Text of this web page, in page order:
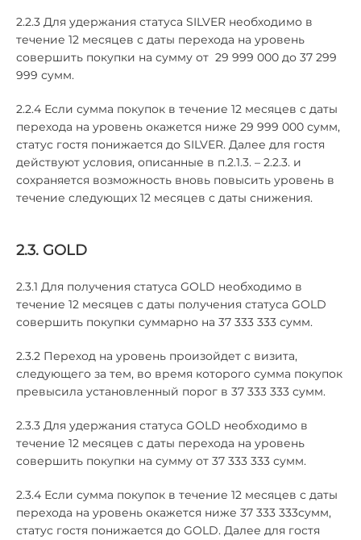
2.2.3 Для удержания статуса SILVER необходимо в
течение 12 месяцев с даты перехода на уровень
совершить покупки на сумму от 29 999 000 до 37 299
999 сумм.
2.2.4 Если сумма покупок в течение 12 месяцев с даты
перехода на уровень окажется ниже 29 999 000 сумм,
статус гостя понижается до SILVER. Далее для гостя
действуют условия, описанные в п.2.1.3. – 2.2.3. и
сохраняется возможность вновь повысить уровень в
течение следующих 12 месяцев с даты снижения.
2.3. GOLD
2.3.1 Для получения статуса GOLD необходимо в
течение 12 месяцев с даты получения статуса GOLD
совершить покупки суммарно на 37 333 333 сумм.
2.3.2 Переход на уровень произойдет с визита,
следующего за тем, во время которого сумма покупок
превысила установленный порог в 37 333 333 сумм.
2.3.3 Для удержания статуса GOLD необходимо в
течение 12 месяцев с даты перехода на уровень
совершить покупки на сумму от 37 333 333 сумм.
2.3.4 Если сумма покупок в течение 12 месяцев с даты
перехода на уровень окажется ниже 37 333 333сумм,
статус гостя понижается до GOLD. Далее для гостя